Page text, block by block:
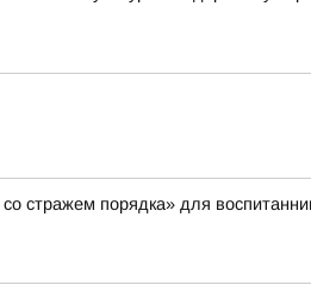
стражем порядка» для